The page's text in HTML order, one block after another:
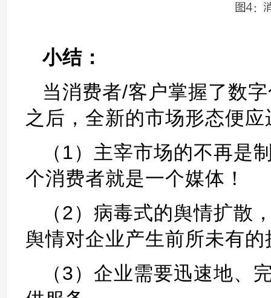
小结：
当消费者/客户掌握了数
之后，全新的市场形态便应
（1）主宰市场的不再是
个消费者就是一个媒体！
（2）病毒式的舆情扩散
舆情对企业产生前所未有的
（3）企业需要迅速地、